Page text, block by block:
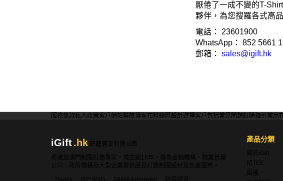
厭倦了一成不變的T-Shirt
夥伴，為您搜羅各式高
電話：
23601900
WhatsApp： 852 5661
郵箱： sales@igift.hk
服務條款私人政策客戶 網站導航博客布料總匯設計選擇客戶包括常見問題訂購指引 常用
iGift.hk
軒龍實業有限公司
香港及澳門制服訂造專家，成立逾18年，專為金融機構、物業管理
公司、政府機構及大型企業提供度身訂造制服設計及生產服務。
Sedex
ISO 9001 FAMA Approved 政府認可
產品分類
關於iGift
印TEE
風褸